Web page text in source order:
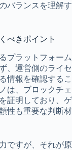
バランスを理解す
べきポイント
プラットフォーム
、運営側のライセ
情報を確認するこ
は、ブロックチェ
証明しており、ゲ
性も重要な判断材
ですが、それが原